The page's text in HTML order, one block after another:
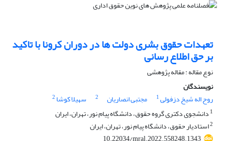
تعهدات حقوق بشری دولت ها در دوران کرونا با تاکید
بر حق اطلاع رسانی
نوع مقاله : مقاله پژوهشی
نویسندگان
روح اله شیخ دزفولی1 مجتبی انصاریان 2 سهیلا کوشا 2
1 دانشجوی دکتری گروه حقوق، دانشگاه پیام نور، تهران، ایران
2استادیار حقوق، دانشگاه پیام نور، تهران، ایران